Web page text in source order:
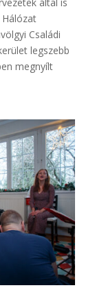
által is
Hálózat
Családi
legszebb
megnyílt